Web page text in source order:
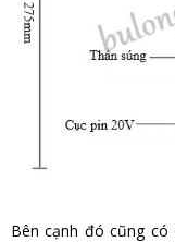
Bên cạnh đó cũng